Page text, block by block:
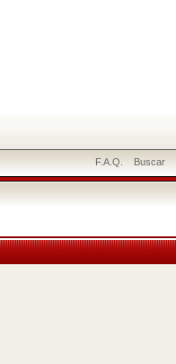
F.A.Q. Buscar